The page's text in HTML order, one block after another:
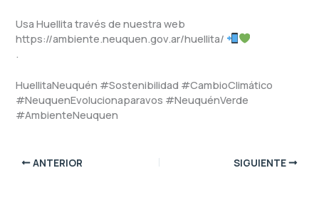
Usa Huellita través de nuestra web
https://ambiente.neuquen.gov.ar/huellita/
.
HuellitaNeuquén #Sostenibilidad #CambioClimático
#NeuquenEvolucionaparavos #NeuquénVerde
#AmbienteNeuquen
ANTERIOR SIGUIENTE